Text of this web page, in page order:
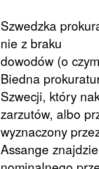
Szwedzka
nie z braku
dowodów (o
Biedna
Szwecji, który
zarzutów, albo
wyznaczony
Assange